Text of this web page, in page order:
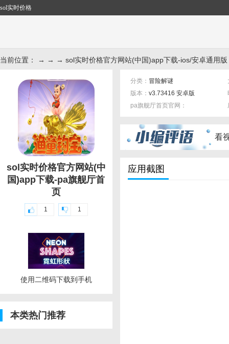
sol实时价格
当前位置： → → → sol实时价格官方网站(中国)app下载-ios/安卓通用版
sol实时价格官方网站(中
国)app下载-pa旗舰厅首
页
1 1
使用二维码下载到手机
本类热门推荐
分类： 冒险解谜
版本： v3.73416 安卓版
pa旗舰厅首页官网：
看
应用截图